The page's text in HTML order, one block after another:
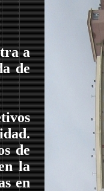
a
de
de
la
en